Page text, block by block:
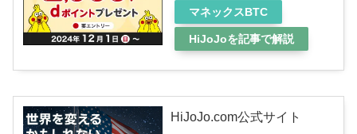
マネックスBTC
HiJoJoを記事で解説
HiJoJo.com公式サイト